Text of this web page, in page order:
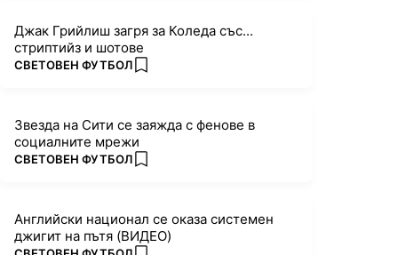
Джак Грийлиш загря за Коледа със...
стриптийз и шотове
ПОВЕЧЕ ОТ
СВЕТОВЕН ФУТБОЛ add favorites
Звезда на Сити се заяжда с фенове в
социалните мрежи
ПОВЕЧЕ ОТ
СВЕТОВЕН ФУТБОЛ add favorites
Английски национал се оказа системен
джигит на пътя (ВИДЕО)